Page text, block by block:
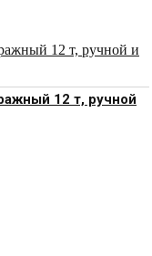
12 т, ручной